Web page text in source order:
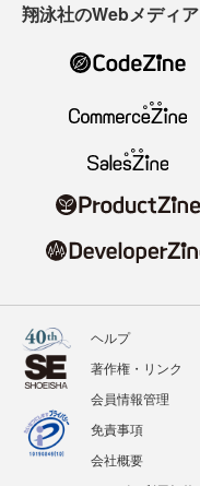
翔泳社のWebメディア
ヘルプ
著作権・リンク
会員情報管理
免責事項
会社概要